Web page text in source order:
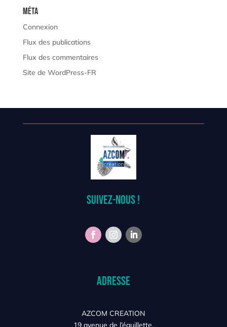
Méta
Connexion
Flux des publications
Flux des commentaires
Site de WordPress-FR
Suivez-nous !
Adresse
AZCOM CREATION
19 avenue de l’éguillette,